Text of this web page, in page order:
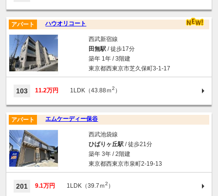
ハウオリコート
アパート
西武新宿線
田無駅/ 徒歩17分
築年 1年 / 3階建
東京都西東京市芝久保町3-1-17
103 11.2万円 1LDK（43.88ｍ2 ）
エムケーディー保谷
アパート
西武池袋線
ひばりヶ丘駅/ 徒歩21分
築年 3年 / 2階建
東京都西東京市泉町2-19-13
201 9.1万円 1LDK（39.7ｍ2 ）